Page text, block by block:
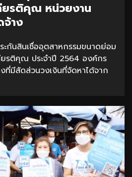
ยรติคุณ หน่วยงาน
าง
ะกันสินเชื่ออุตสาหกรรมขนาดย่อม
ยรติคุณ ประจำปี 2564 องค์กร
ที่มีสัดส่วนวงเงินที่จัดหาได้จาก